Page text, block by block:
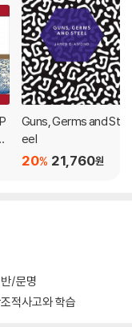
Guns, Germs and St
eel
21,760원
20%
/문명
적사고와 학습